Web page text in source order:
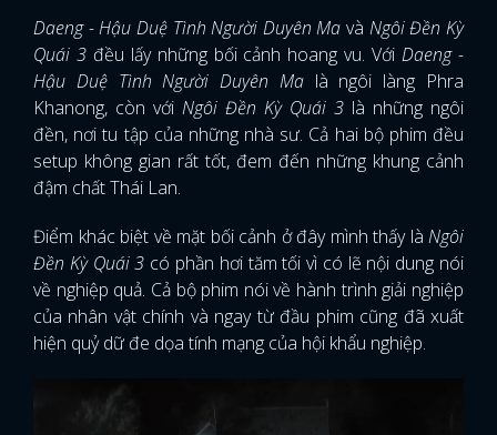
Daeng - Hậu Duệ Tình Người Duyên Mavà Ngôi Đền Kỳ
Quái 3đều lấy những bối cảnh hoang vu. VớiDaeng -
Hậu Duệ Tình Người Duyên Malà ngôi làng Phra
Khanong, còn với Ngôi Đền Kỳ Quái 3 là những ngôi
đền, nơi tu tập của những nhà sư. Cả hai bộ phim đều
setup không gian rất tốt, đem đến những khung cảnh
đậm chất Thái Lan.
Điểm khác biệt về mặt bối cảnh ở đây mình thấy là Ngôi
Đền Kỳ Quái 3 có phần hơi tăm tối vì có lẽ nội dung nói
về nghiệp quả. Cả bộ phim nói về hành trình giải nghiệp
của nhân vật chính và ngay từ đầu phim cũng đã xuất
hiện quỷ dữ đe dọa tính mạng của hội khẩu nghiệp.